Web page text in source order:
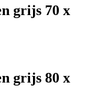
grijs 70 x
grijs 80 x